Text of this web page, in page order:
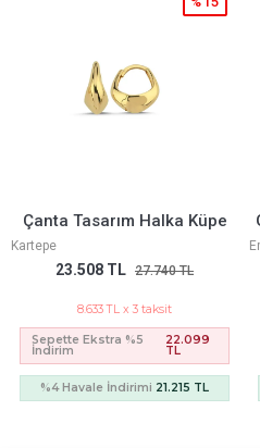
Geometrik Buz Kristali Küpe
Ema Jewelery
76.723 TL 102.297 TL
28.175 TL x 3 taksit
%4 Havale İndirimi73.654 TL